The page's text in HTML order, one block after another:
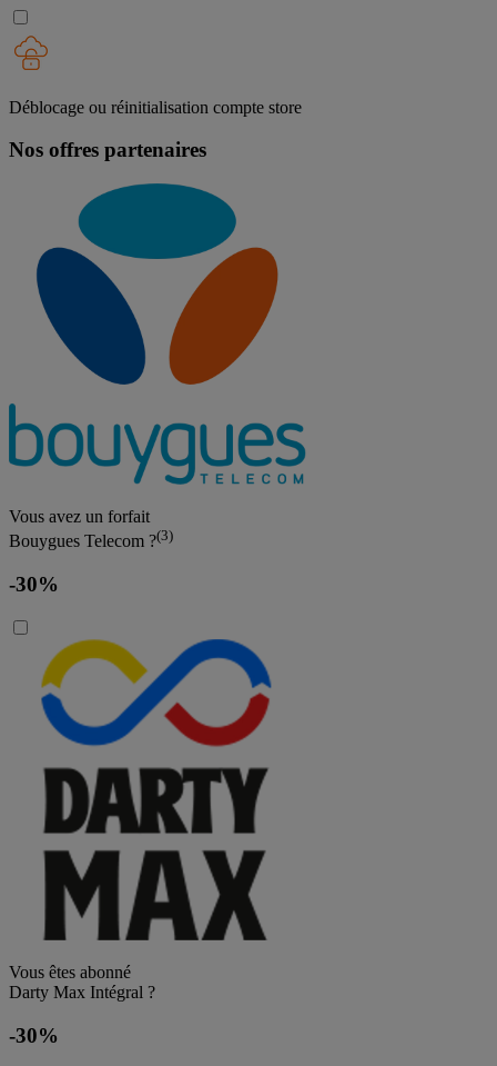
Déblocage ou réinitialisation compte store
Nos offres partenaires
Vous avez un forfait
Bouygues Telecom ?(3)
-30%
Vous êtes abonné
Darty Max Intégral ?
-30%